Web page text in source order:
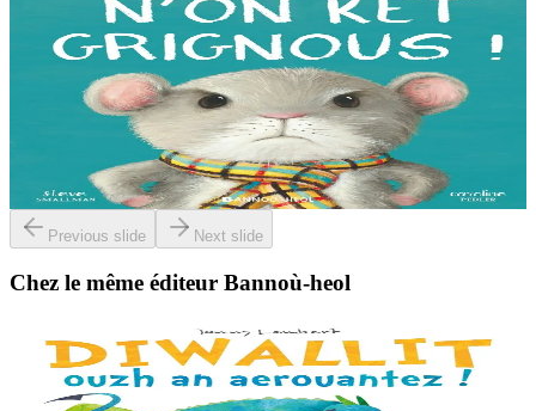
Bannoù-heol
I'm not grumpy!
À la lisière de la forêt vit une petite souris. C'est la souris la plus
grognonne et la plus hargneuse des environs, jusqu'à sa rencontre
avec un petit blaireau...
En stock13,00 €
Previous slide Next slide
Chez le même éditeur Bannoù-heol
Bannoù-heol
Look out, it's a Dragon!